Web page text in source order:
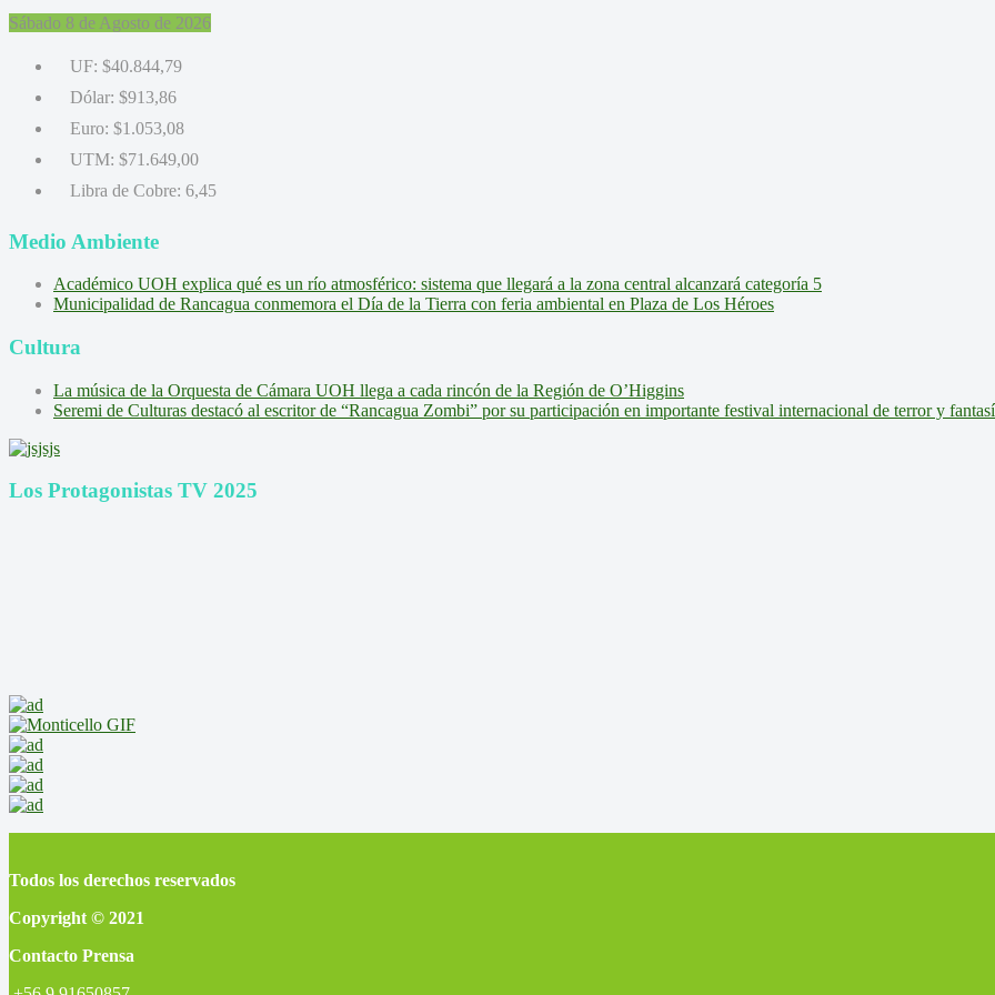
Sábado 8 de Agosto de 2026
UF: $40.844,79
Dólar: $913,86
Euro: $1.053,08
UTM: $71.649,00
Libra de Cobre: 6,45
Medio Ambiente
Académico UOH explica qué es un río atmosférico: sistema que llegará a la zona central alcanzará categoría 5
Municipalidad de Rancagua conmemora el Día de la Tierra con feria ambiental en Plaza de Los Héroes
Cultura
La música de la Orquesta de Cámara UOH llega a cada rincón de la Región de O’Higgins
Seremi de Culturas destacó al escritor de “Rancagua Zombi” por su participación en importante festival internacional de terror y
Los Protagonistas TV 2025
Todos los derechos reservados
Copyright © 2021
Contacto Prensa